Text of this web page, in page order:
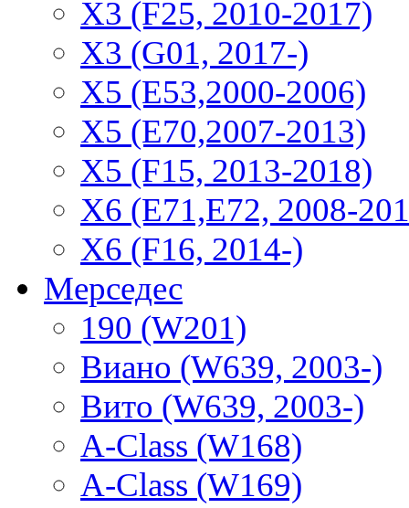
X3 (F25, 2010-2017)
X3 (G01, 2017-)
X5 (E53,2000-2006)
X5 (E70,2007-2013)
X5 (F15, 2013-2018)
X6 (E71,E72, 2008-
X6 (F16, 2014-)
Мерседес
190 (W201)
Виано (W639, 2003-)
Вито (W639, 2003-)
A-Class (W168)
A-Class (W169)